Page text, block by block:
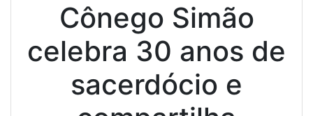
Cônego Simão
celebra 30 anos de
sacerdócio e